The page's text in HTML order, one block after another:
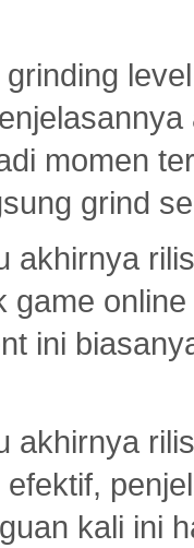
momen
grind
akhirnya
game
ini
akhirnya
kali ini